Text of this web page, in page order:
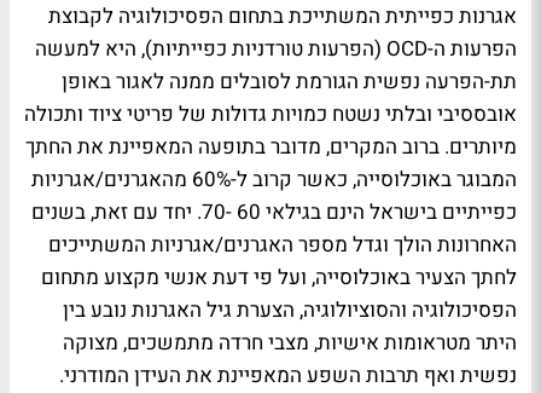
אגרנות כפייתית המשתייכת בתחום הפסיכולוגיה לקבוצת
הפרעות ה-OCD (הפרעות טורדניות כפייתיות), היא למעשה
תת-הפרעה נפשית הגורמת לסובלים ממנה לאגור באופן
אובססיבי ובלתי נשטח כמויות גדולות של פריטי ציוד ותכולה
מיותרים. ברוב המקרים, מדובר בתופעה המאפיינת את החתך
המבוגר באוכלוסייה, כאשר קרוב ל-60% מהאגרנים/אגרניות
כפייתיים בישראל הינם בגילאי 60 -70. יחד עם זאת, בשנים
האחרונות הולך וגדל מספר האגרנים/אגרניות המשתייכים
לחתך הצעיר באוכלוסייה, ועל פי דעת אנשי מקצוע מתחום
הפסיכולוגיה והסוציולוגיה, הצערת גיל האגרנות נובע בין
היתר מטראומות אישיות, מצבי חרדה מתמשכים, מצוקה
נפשית ואף תרבות השפע המאפיינת את העידן המודרני.